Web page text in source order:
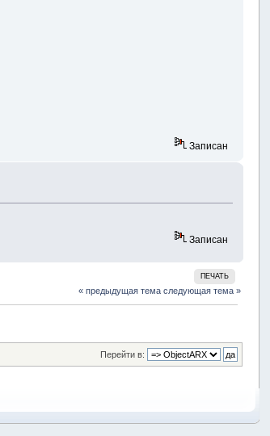
Записан
Записан
ПЕЧАТЬ
« предыдущая тема следующая тема »
Перейти в: